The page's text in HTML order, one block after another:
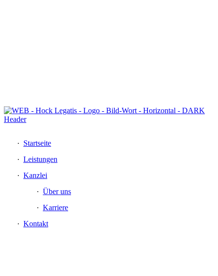
Startseite
Leistungen
Kanzlei
Über uns
Karriere
Kontakt